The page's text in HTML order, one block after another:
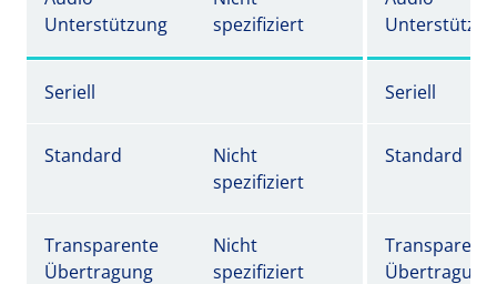
Unterstützung
spezifiziert
Seriell Seriell
Standard
Nicht
spezifiziert
Standard
Transparente
Übertragung
Nicht
spezifiziert
Übertragung